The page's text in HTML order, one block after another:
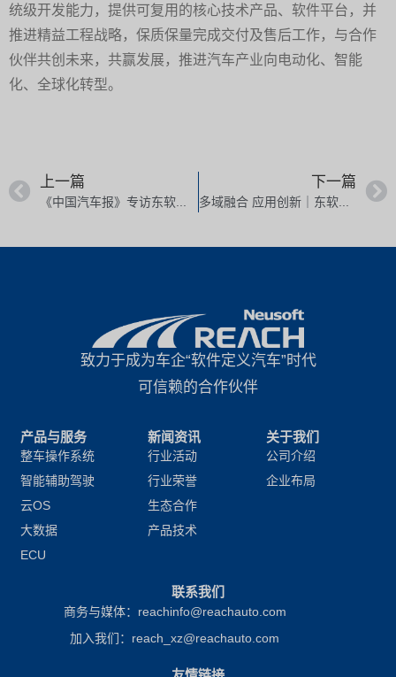
统级开发能力，提供可复用的核心技术产品、软件平台，并
推进精益工程战略，保质保量完成交付及售后工作，与合作
伙伴共创未来，共赢发展，推进汽车产业向电动化、智能
化、全球化转型。
上一篇
《中国汽车报》专访东软睿驰总经理曹斌｜汽车操作系统研发：“广义”带动“狭义”
下一篇
多域融合 应用创新｜东软睿驰总经理曹斌：基于NeuSAR的多域融合软件平台
致力于成为车企“软件定义汽车”时代
可信赖的合作伙伴
产品与服务
整车操作系统
智能辅助驾驶
云OS
大数据
ECU
新闻资讯
行业活动
行业荣誉
生态合作
产品技术
关于我们
公司介绍
企业布局
联系我们
商务与媒体：reachinfo@reachauto.com
加入我们：reach_xz@reachauto.com